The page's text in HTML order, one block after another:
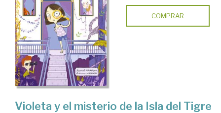
COMPRAR
Violeta y el misterio de la Isla del Tigre